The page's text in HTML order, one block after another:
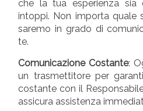
che la tua esperienza sia
intoppi. Non importa quale
saremo in grado di
te.
Comunicazione Costante:
un trasmettitore per
costante con il
assicura assistenza